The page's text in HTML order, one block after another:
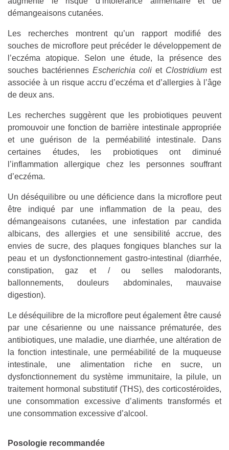
démangeaisons cutanées.
Les recherches montrent qu’un rapport modifié des
souches de microflore peut précéder le développement de
l’eczéma atopique. Selon une étude, la présence des
souches bactériennes Escherichia coli et Clostridium est
associée à un risque accru d’eczéma et d’allergies à l’âge
de deux ans.
Les recherches suggèrent que les probiotiques peuvent
promouvoir une fonction de barrière intestinale appropriée
et une guérison de la perméabilité intestinale. Dans
certaines études, les probiotiques ont diminué
l’inflammation allergique chez les personnes souffrant
d’eczéma.
Un déséquilibre ou une déficience dans la microflore peut
être indiqué par une inflammation de la peau, des
démangeaisons cutanées, une infestation par candida
albicans, des allergies et une sensibilité accrue, des
envies de sucre, des plaques fongiques blanches sur la
peau et un dysfonctionnement gastro-intestinal (diarrhée,
constipation, gaz et / ou selles malodorants,
ballonnements, douleurs abdominales, mauvaise
digestion).
Le déséquilibre de la microflore peut également être causé
par une césarienne ou une naissance prématurée, des
antibiotiques, une maladie, une diarrhée, une altération de
la fonction intestinale, une perméabilité de la muqueuse
intestinale, une alimentation riche en sucre, un
dysfonctionnement du système immunitaire, la pilule, un
traitement hormonal substitutif (THS), des corticostéroïdes,
une consommation excessive d’aliments transformés et
une consommation excessive d’alcool.
Posologie recommandée